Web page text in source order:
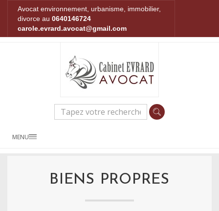
Avocat environnement, urbanisme, immobilier,
divorce au 0640146724
carole.evrard.avocat@gmail.com
MENU
BIENS PROPRES